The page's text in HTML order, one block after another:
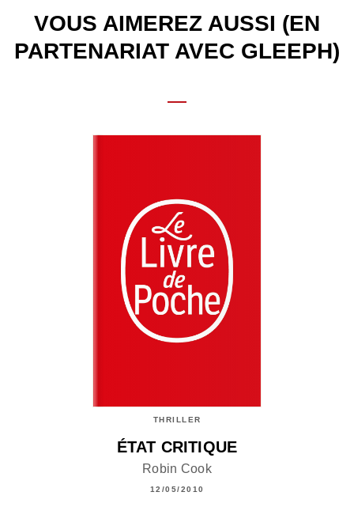
VOUS AIMEREZ AUSSI (EN
PARTENARIAT AVEC GLEEPH)
THRILLER
ÉTAT CRITIQUE
Robin Cook
12/05/2010